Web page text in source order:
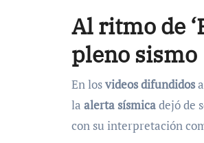
Al ritmo de
pleno sismo
En losvideos difundidos
la alerta sísmicadejó de
con su interpretación